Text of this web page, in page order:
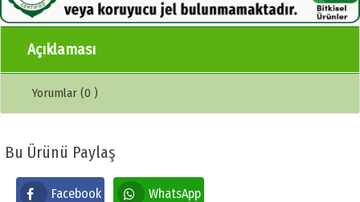
Açıklaması
Yorumlar (0 )
Bu Ürünü Paylaş
Facebook WhatsApp